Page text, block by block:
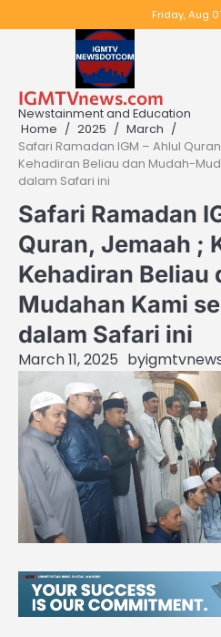
to
Friday, Aug
IGMTVnews.com
Newstainment and Education
Home
2025
March
Safari Ramadan IGM – Ahlul
Kehadiran Beliau dan Mudah-
dalam Safari ini
Safari Ramadan
Quran, Jemaah ;
Kehadiran Beliau
Mudahan Kami
dalam Safari ini
March 11, 2025 by